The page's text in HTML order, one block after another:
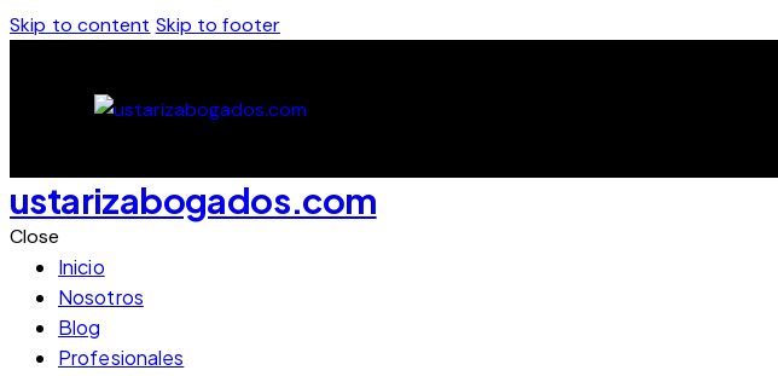
Skip to content Skip to footer
ustarizabogados.com
Close
Inicio
Nosotros
Blog
Profesionales